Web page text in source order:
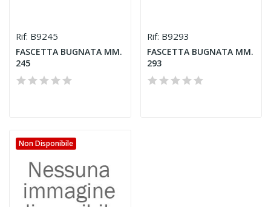
Rif: B9245
FASCETTA BUGNATA MM.
245
Rif: B9293
FASCETTA BUGNATA MM.
293
Non Disponibile